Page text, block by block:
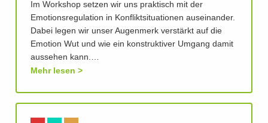
Im Workshop setzen wir uns praktisch mit der
Emotionsregulation in Konfliktsituationen auseinander.
Dabei legen wir unser Augenmerk verstärkt auf die
Emotion Wut und wie ein konstruktiver Umgang damit
aussehen kann.…
Mehr lesen